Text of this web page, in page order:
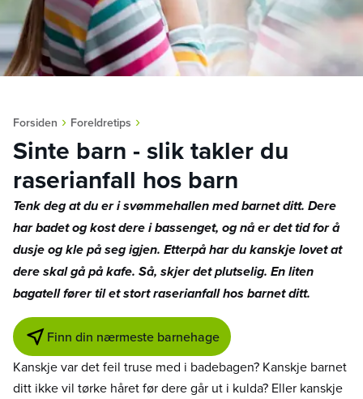
Forsiden › Foreldretips ›
Sinte barn - slik takler du
raserianfall hos barn
Tenk deg at du er i svømmehallen med barnet ditt. Dere
har badet og kost dere i bassenget, og nå er det tid for å
dusje og kle på seg igjen. Etterpå har du kanskje lovet at
dere skal gå på kafe. Så, skjer det plutselig. En liten
bagatell fører til et stort raserianfall hos barnet ditt.
Finn din nærmeste barnehage
Kanskje var det feil truse med i badebagen? Kanskje barnet
ditt ikke vil tørke håret før dere går ut i kulda? Eller kanskje